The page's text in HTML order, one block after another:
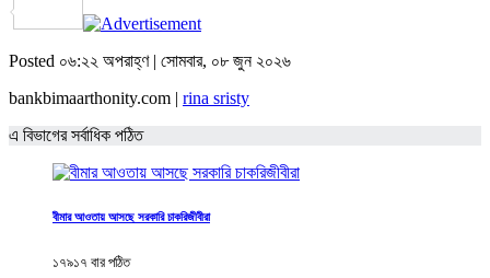
Share
Posted ০৬:২২ অপরাহ্ণ | সোমবার, ০৮ জুন ২০২৬
bankbimaarthonity.com | rina sristy
এ বিভাগের সর্বাধিক পঠিত
বীমার আওতায় আসছে সরকারি চাকরিজীবীরা
১৭৯১৭ বার পঠিত